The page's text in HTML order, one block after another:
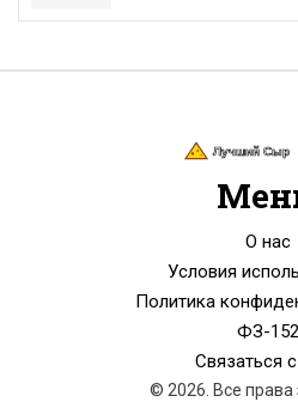
О нас
Условия
Политика
ФЗ-152
Связаться
© 2026. Все